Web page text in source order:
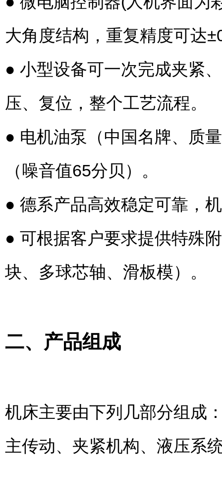
大角度结构，重复精度可达
● 小型设备可一次完成夹紧
压、复位，整个工艺流程。
● 电机油泵（中国名牌、质
（噪音值65分贝）。
● 德系产品高效稳定可靠，
● 可根据客户要求提供特殊
块、多球芯轴、滑板模）。
二、产品组成
机床主要由下列几部分组成
主传动、夹紧机构、液压系